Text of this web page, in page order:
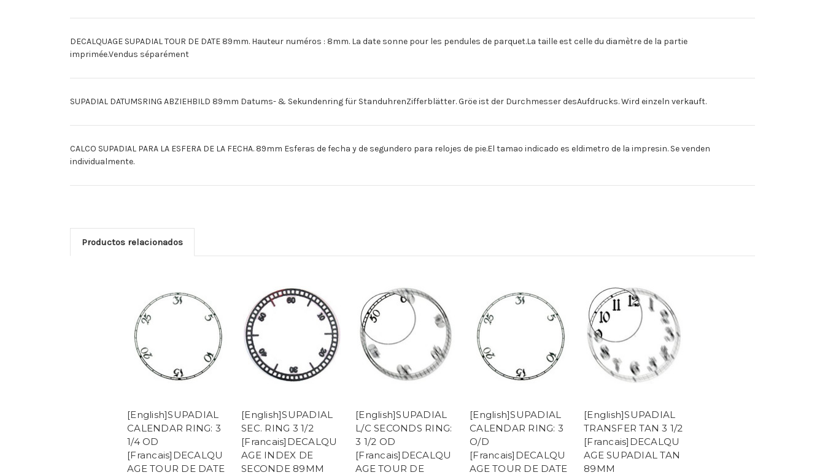
DECALQUAGE SUPADIAL TOUR DE DATE 89mm. Hauteur numéros : 8mm. La date sonne pour les pendules de parquet.La taille est celle du diamètre de la partie
imprimée.Vendus séparément
SUPADIAL DATUMSRING ABZIEHBILD 89mm Datums- & Sekundenring für StanduhrenZifferblätter. Gröe ist der Durchmesser desAufdrucks. Wird einzeln verkauft.
CALCO SUPADIAL PARA LA ESFERA DE LA FECHA. 89mm Esferas de fecha y de segundero para relojes de pie.El tamao indicado es eldimetro de la impresin. Se venden
individualmente.
Productos relacionados
[English]SUPADIAL
CALENDAR RING: 3
1/4 OD
[Francais]DECALQU
AGE TOUR DE DATE
[English]SUPADIAL
SEC. RING 3 1/2
[Francais]DECALQU
AGE INDEX DE
SECONDE 89MM
[English]SUPADIAL
L/C SECONDS RING:
3 1/2 OD
[Francais]DECALQU
AGE TOUR DE
[English]SUPADIAL
CALENDAR RING: 3
O/D
[Francais]DECALQU
AGE TOUR DE DATE
[English]SUPADIAL
TRANSFER TAN 3 1/2
[Francais]DECALQU
AGE SUPADIAL TAN
89MM